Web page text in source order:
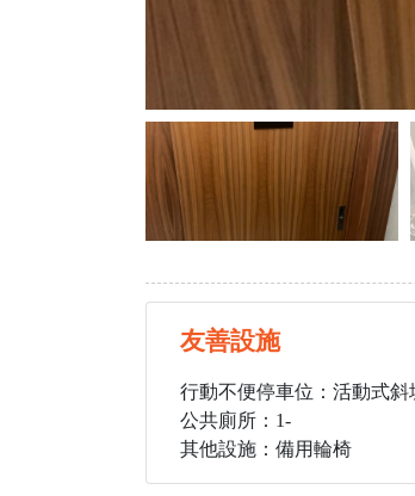
友善設施
行動不便停車位：活動式斜
公共廁所：1-
其他設施：備用輪椅